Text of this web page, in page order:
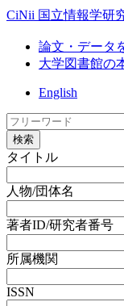
CiNii 国立情報学研
論文・データ
大学図書館の
English
検索
タイトル
人物/団体名
著者ID/研究者番号
所属機関
ISSN